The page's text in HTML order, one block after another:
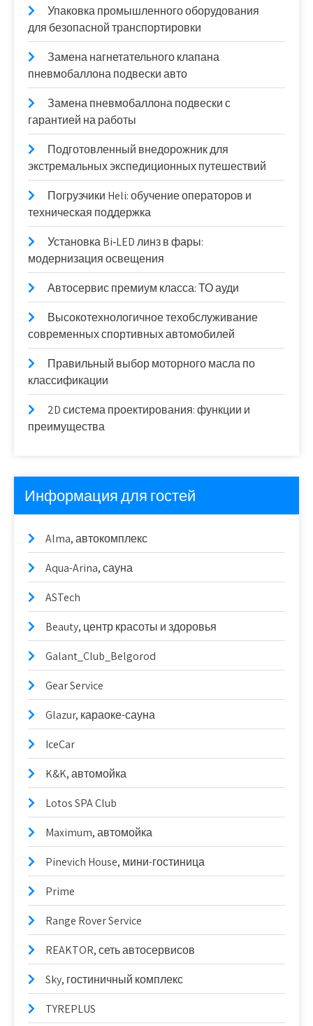
Упаковка промышленного оборудования
для безопасной транспортировки
Замена нагнетательного клапана
пневмобаллона подвески авто
Замена пневмобаллона подвески с
гарантией на работы
Подготовленный внедорожник для
экстремальных экспедиционных путешествий
Погрузчики Heli: обучение операторов и
техническая поддержка
Установка Bi‑LED линз в фары:
модернизация освещения
Автосервис премиум класса: ТО ауди
Высокотехнологичное техобслуживание
современных спортивных автомобилей
Правильный выбор моторного масла по
классификации
2D система проектирования: функции и
преимущества
Информация для гостей
Alma, автокомплекс
Aqua-Arina, сауна
ASTech
Beauty, центр красоты и здоровья
Galant_Club_Belgorod
Gear Service
Glazur, караоке-сауна
IceCar
K&K, автомойка
Lotos SPA Club
Maximum, автомойка
Pinevich House, мини-гостиница
Prime
Range Rover Service
REAKTOR, сеть автосервисов
Sky, гостиничный комплекс
TYREPLUS